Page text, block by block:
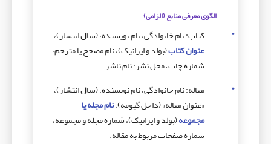
الگوی معرفی منابع (الزامی)
کتاب: نام خانوادگی، نام نویسنده، (سال انتشار)،
عنوان کتاب(بولد و ایرانیک)، نام مصحح یا مترجم،
شماره چاپ، محل نشر: نام ناشر.
مقاله: نام خانوادگی، نام نویسنده، (سال انتشار)،
«عنوان مقاله» (داخل گیومه)،نام مجله یا
مجموعه(بولد و ایرانیک)، شماره مجله و مجموعه،
شماره صفحات مربوط به مقاله.